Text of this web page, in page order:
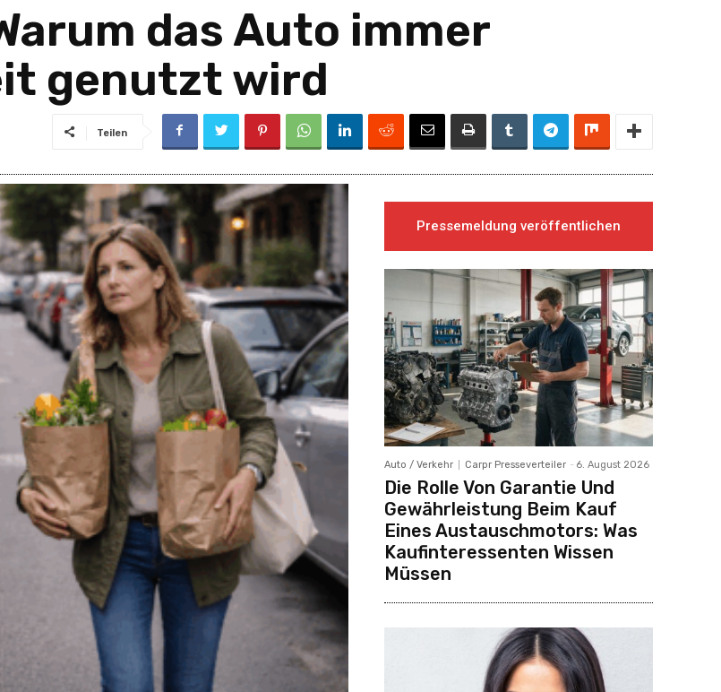
das Auto immer
genutzt wird
Teilen
Pressemeldung veröffentlichen
Auto / Verkehr Carpr Presseverteiler - 6. August 2026
Die Rolle Von Garantie Und
Gewährleistung Beim Kauf
Eines Austauschmotors: Was
Kaufinteressenten Wissen
Müssen